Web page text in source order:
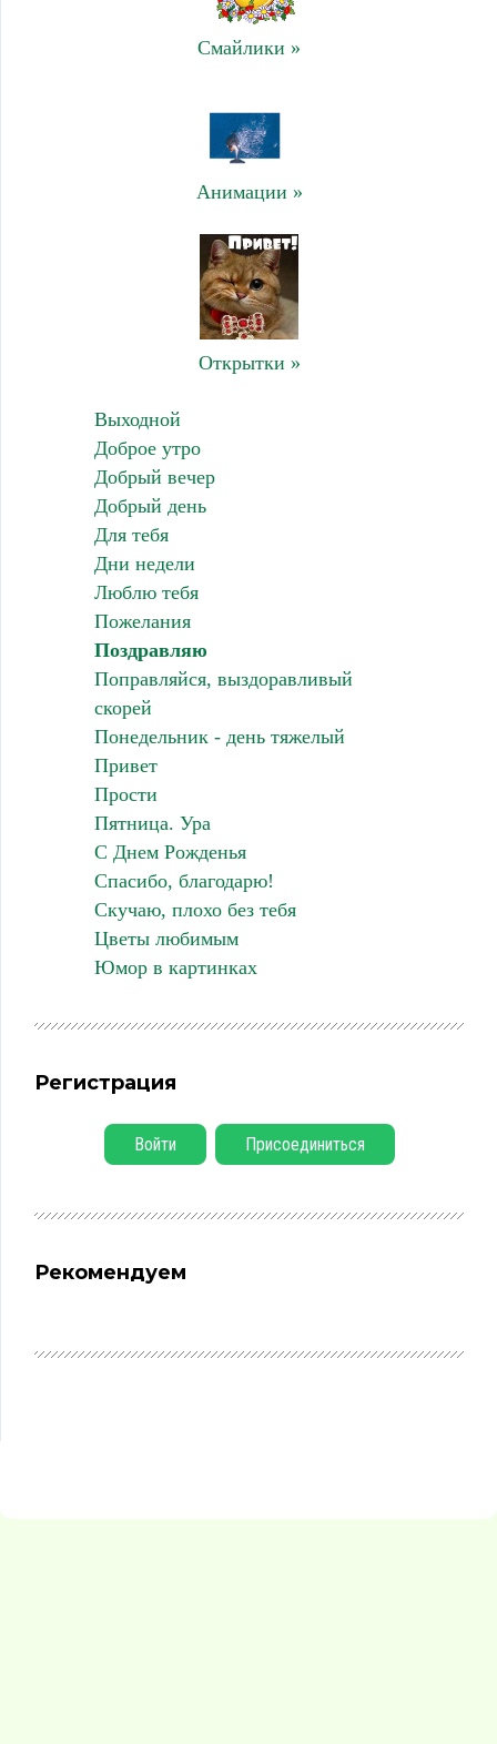
Смайлики »
Анимации »
Открытки »
Выходной
Доброе утро
Добрый вечер
Добрый день
Для тебя
Дни недели
Люблю тебя
Пожелания
Поздравляю
Поправляйся, выздоравливый
скорей
Понедельник - день тяжелый
Привет
Прости
Пятница. Ура
С Днем Рожденья
Спасибо, благодарю!
Скучаю, плохо без тебя
Цветы любимым
Юмор в картинках
Регистрация
Войти Присоединиться
Рекомендуем